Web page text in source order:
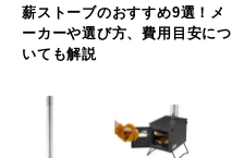
薪ストーブのおすすめ9選！メ
ーカーや選び方、費用目安につ
いても解説